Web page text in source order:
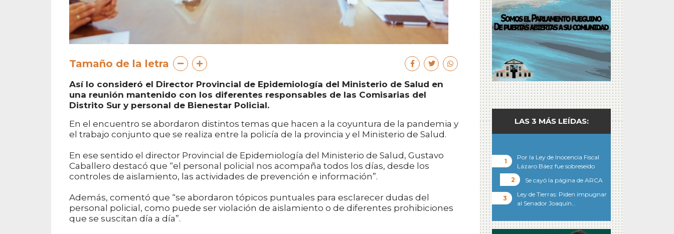
Tamaño de la letra
Así lo consideró el Director Provincial de Epidemiología del Ministerio de Salud en
una reunión mantenido con los diferentes responsables de las Comisarias del
Distrito Sur y personal de Bienestar Policial.
En el encuentro se abordaron distintos temas que hacen a la coyuntura de la pandemia y
el trabajo conjunto que se realiza entre la policía de la provincia y el Ministerio de Salud.
En ese sentido el director Provincial de Epidemiología del Ministerio de Salud, Gustavo
Caballero destacó que “el personal policial nos acompaña todos los días, desde los
controles de aislamiento, las actividades de prevención e información”.
Además, comentó que “se abordaron tópicos puntuales para esclarecer dudas del
personal policial, como puede ser violación de aislamiento o de diferentes prohibiciones
que se suscitan día a día”.
LAS 3 MÁS LEÍDAS:
Por la Ley de Inocencia Fiscal
Lázaro Báez fue sobreseído
Se cayó la página de ARCA
Ley de Tierras: Piden impugnar
al Senador Joaquín…